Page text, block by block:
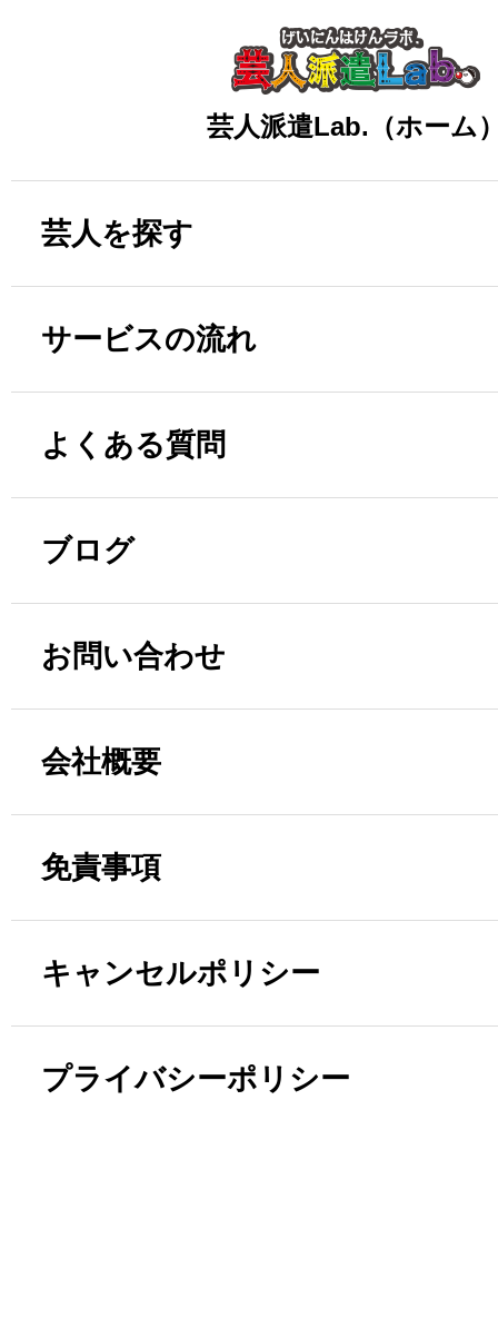
芸人派遣Lab.（ホーム
芸人を探す
サービスの流れ
よくある質問
ブログ
お問い合わせ
会社概要
免責事項
キャンセルポリシー
プライバシーポリシー